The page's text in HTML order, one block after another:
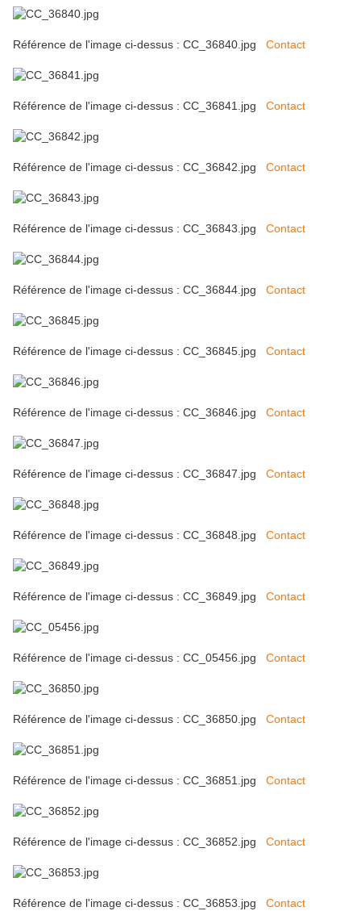
Référence de l'image ci-dessus : CC_36840.jpg Contact
Référence de l'image ci-dessus : CC_36841.jpg Contact
Référence de l'image ci-dessus : CC_36842.jpg Contact
Référence de l'image ci-dessus : CC_36843.jpg Contact
Référence de l'image ci-dessus : CC_36844.jpg Contact
Référence de l'image ci-dessus : CC_36845.jpg Contact
Référence de l'image ci-dessus : CC_36846.jpg Contact
Référence de l'image ci-dessus : CC_36847.jpg Contact
Référence de l'image ci-dessus : CC_36848.jpg Contact
Référence de l'image ci-dessus : CC_36849.jpg Contact
Référence de l'image ci-dessus : CC_05456.jpg Contact
Référence de l'image ci-dessus : CC_36850.jpg Contact
Référence de l'image ci-dessus : CC_36851.jpg Contact
Référence de l'image ci-dessus : CC_36852.jpg Contact
Référence de l'image ci-dessus : CC_36853.jpg Contact